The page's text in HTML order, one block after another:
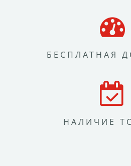
БЕСПЛАТНАЯ
НАЛИЧИЕ